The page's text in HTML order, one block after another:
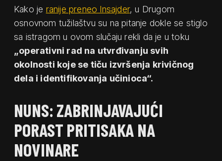
Kako je ranije preneo Insajder, u Drugom
osnovnom tužilaštvu su na pitanje dokle se stiglo
sa istragom u ovom slučaju rekli da je u toku
„operativni rad na utvrđivanju svih
okolnosti koje se tiču izvršenja krivičnog
dela i identifikovanja učinioca“.
NUNS: ZABRINJAVAJUĆI
PORAST PRITISAKA NA
NOVINARE